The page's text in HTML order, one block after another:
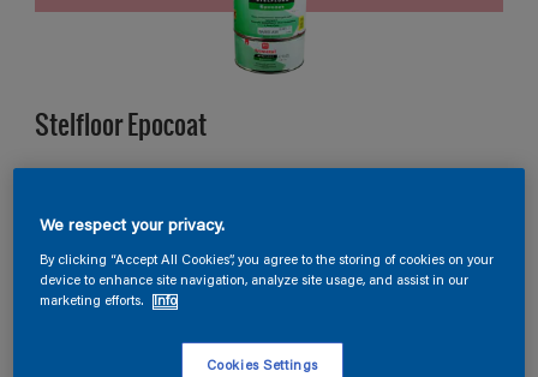
Stelfloor Epocoat
Verpakkingsgrootte
We respect your privacy.
By clicking “Accept All Cookies”, you agree to the storing of cookies on your
device to enhance site navigation, analyze site usage, and assist in our
marketing efforts.
Info
Cookies Settings